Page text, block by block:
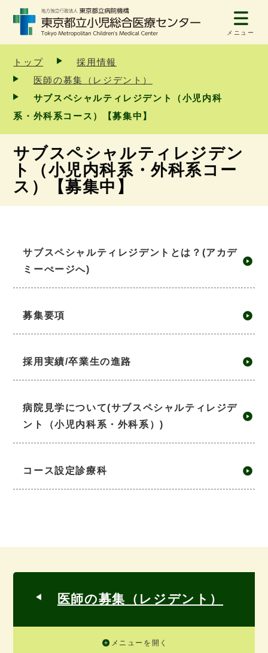
メニュー
トップ
採用情報
医師の募集（レジデント）
サブスペシャルティレジデント（小児内科
系・外科系コース）【募集中】
サブスペシャルティレジデン
ト（小児内科系・外科系コー
ス）【募集中】
サブスペシャルティレジデントとは？(アカデ
ミーぺージへ)
募集要項
採用実績/卒業生の進路
病院見学について(サブスペシャルティレジデ
ント（小児内科系・外科系）)
コース設定診療科
医師の募集（レジデント）
メニューを開く